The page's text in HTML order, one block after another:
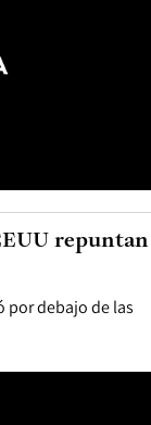
por debajo de las
repuntan